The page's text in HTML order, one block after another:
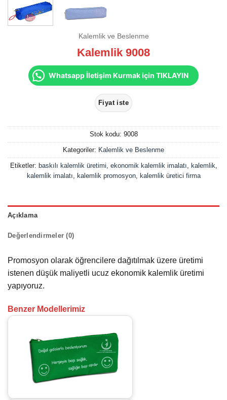
Kalemlik ve Beslenme
Kalemlik 9008
Whatsapp İletişim Kurmak için TIKLAYIN
Stok kodu: 9008
Kategoriler: Kalemlik ve Beslenme
Etiketler: baskılı kalemlik üretimi, ekonomik kalemlik imalatı, kalemlik,
kalemlik imalatı, kalemlik promosyon, kalemlik üretici firma
Açıklama
Değerlendirmeler (0)
Promosyon olarak öğrencilere dağıtılmak üzere üretimi
istenen düşük maliyetli ucuz ekonomik kalemlik üretimi
yapıyoruz.
Benzer Modellerimiz